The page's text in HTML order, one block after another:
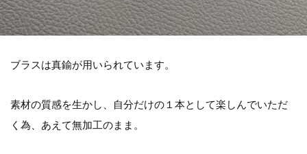
ブラスは真鍮が用いられています。
素材の質感を生かし、自分だけの１本として楽しんでいただ
く為、あえて無加工のまま。